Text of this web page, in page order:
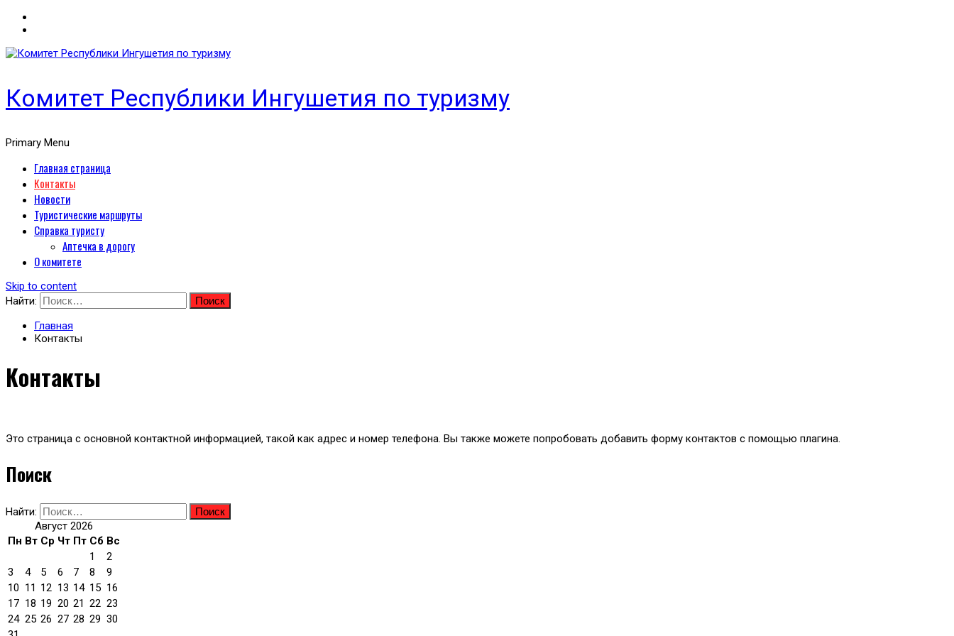
Комитет Республики Ингушетия по туризму
Primary Menu
Главная страница
Контакты
Новости
Туристические маршруты
Справка туристу
Аптечка в дорогу
О комитете
Skip to content
Найти:
Главная
Контакты
Контакты
Это страница с основной контактной информацией, такой как адрес и номер телефона. Вы также можете попробовать добавить форму контактов с помощью плагина.
Поиск
Найти:
Август 2026
Пн Вт Ср Чт Пт Сб Вс
1
2
3
4 5 6 7 8
9
10 11 12 13 14 15 16
17 18 19 20 21 22 23
24 25 26 27 28 29 30